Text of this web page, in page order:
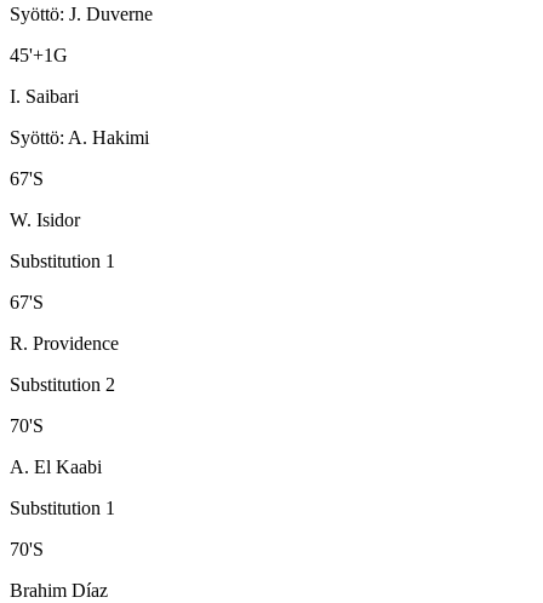
Syöttö: J. Duverne
45'+1G
I. Saibari
Syöttö: A. Hakimi
67'S
W. Isidor
Substitution 1
67'S
R. Providence
Substitution 2
70'S
A. El Kaabi
Substitution 1
70'S
Brahim Díaz